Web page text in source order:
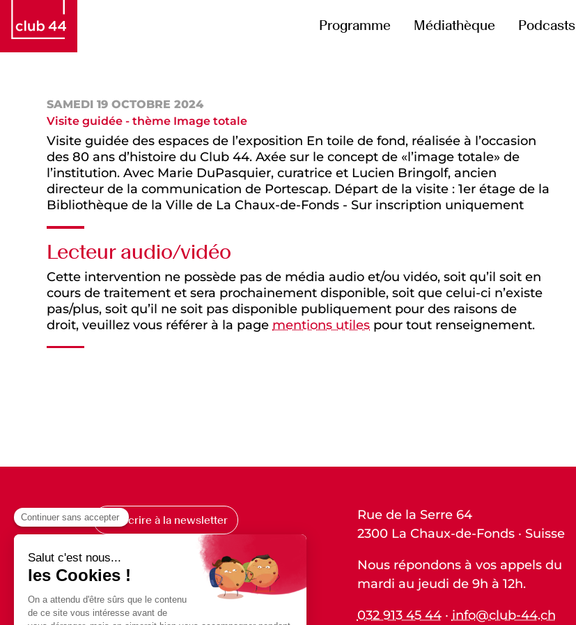
Programme Médiathèque Podcasts
SAMEDI 19 OCTOBRE 2024
Visite guidée - thème Image totale
Visite guidée des espaces de l’exposition En toile de fond, réalisée à l’occasion
des 80 ans d’histoire du Club 44. Axée sur le concept de «l’image totale» de
l’institution. Avec Marie DuPasquier, curatrice et Lucien Bringolf, ancien
directeur de la communication de Portescap. Départ de la visite : 1er étage de la
Bibliothèque de la Ville de La Chaux-de-Fonds - Sur inscription uniquement
Lecteur audio/vidéo
Cette intervention ne possède pas de média audio et/ou vidéo, soit qu’il soit en
cours de traitement et sera prochainement disponible, soit que celui-ci n’existe
pas/plus, soit qu’il ne soit pas disponible publiquement pour des raisons de
droit, veuillez vous référer à la page mentions utiles pour tout renseignement.
S’inscrire à la newsletter
Rue de la Serre 64
2300 La Chaux-de-Fonds · Suisse
Nous répondons à vos appels du
mardi au jeudi de 9h à 12h.
032 913 45 44· info@club-44.ch